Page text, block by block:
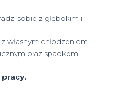
sobie z głębokim i
z własnym chłodzeniem
oraz spadkom